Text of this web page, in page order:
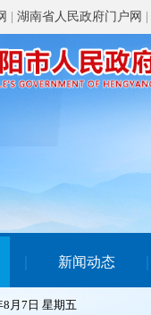
湖南省人民政府门户网
新闻动态
8月7日 星期五